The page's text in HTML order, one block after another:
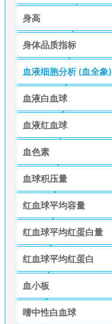
身高
身体品质指标
血液细胞分析 (血全象)
血液白血球
血液红血球
血色素
血球积压量
红血球平均容量
红血球平均红蛋白量
红血球平均红蛋白
血小板
嗜中性白血球